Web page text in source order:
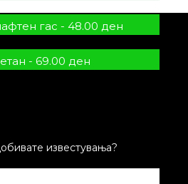
гас - 48.00 ден
- 69.00 ден
известувања?